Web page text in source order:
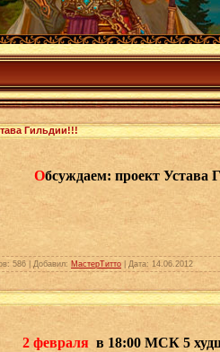
Гильдии!!!
Обсуждаем: проект Устава
586 | Добавил: МастерТитто | Дата: 14.06.2012
2 февраля в 18:00 МСК 5